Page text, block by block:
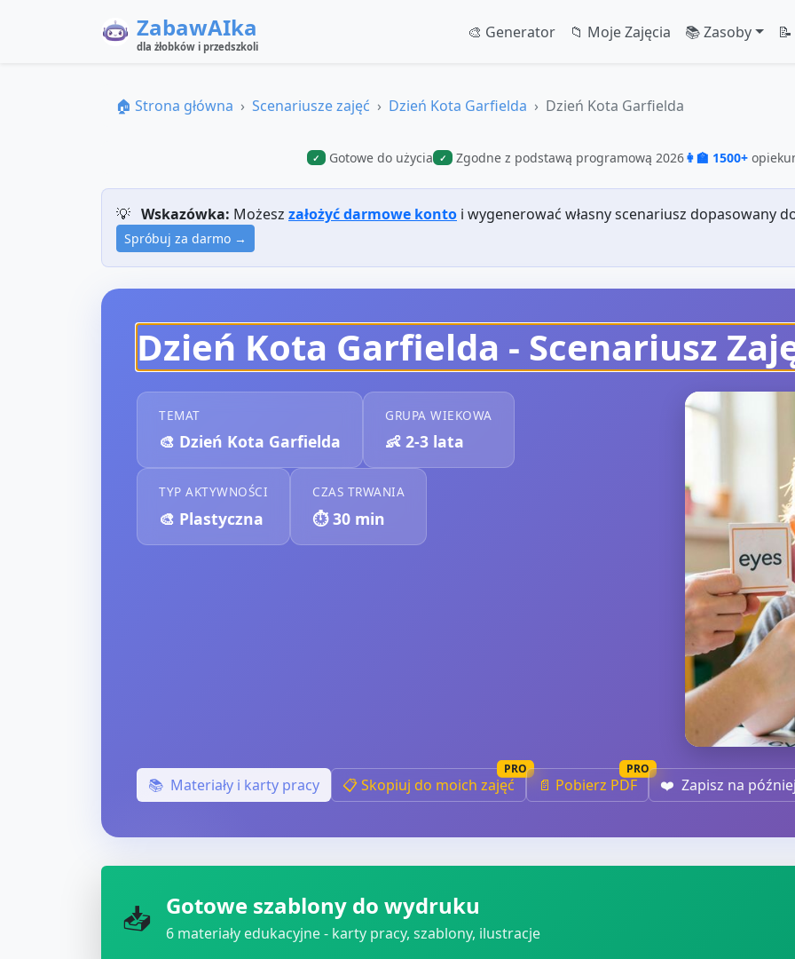
ZabawAIka
dla żłobków i przedszkoli
🎨 Generator 📁 Moje Zajęcia 📚 Zasoby
🏠 Strona główna Scenariusze zajęć Dzień Kota Garfielda Dzień Kota Garfielda
✓ Gotowe do użycia ✓ Zgodne z podstawą programową 2026👩‍🏫 1500+
💡 Wskazówka: Możesz założyć darmowe konto i wygenerować własny scenariusz dopasowany
Spróbuj za darmo →
Dzień Kota Garfielda - Scenariusz
TEMAT
🎨 Dzień Kota Garfielda
GRUPA WIEKOWA
👶 2-3 lata
TYP AKTYWNOŚCI
🎨 Plastyczna
CZAS TRWANIA
⏱️30 min
📚 Materiały i karty pracy 📋 Skopiuj do moich zajęć
PRO
📄 Pobierz PDF
PRO
❤️ Zapisz na
📥 Gotowe szablony do wydruku
6 materiały edukacyjne - karty pracy, szablony, ilustracje